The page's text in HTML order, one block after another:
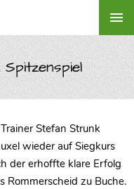
Stefan Strunk
wieder auf Siegkurs
der erhoffte klare Erfolg
Rommerscheid zu Buche.